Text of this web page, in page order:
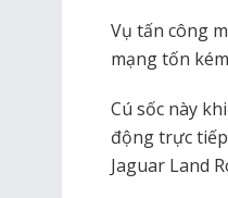
Vụ tấn công
mạng tốn
Cú sốc này
động trực
Jaguar Land